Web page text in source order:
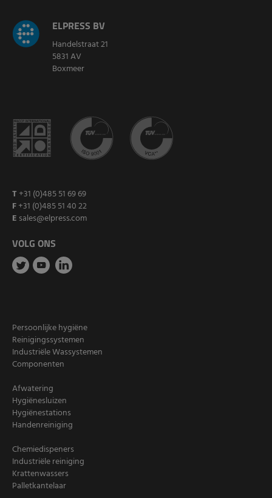
ELPRESS BV
Handelstraat 21
5831 AV
Boxmeer
T +31 (0)485 51 69 69
F+31 (0)485 51 40 22
E sales@elpress.com
VOLG ONS
Persoonlijke hygiëne
Reinigingssystemen
Industriële Wassystemen
Componenten
Afwatering
Hygiënesluizen
Hygiënestations
Handenreiniging
Chemiedispeners
Industriële reiniging
Krattenwassers
Palletkantelaar